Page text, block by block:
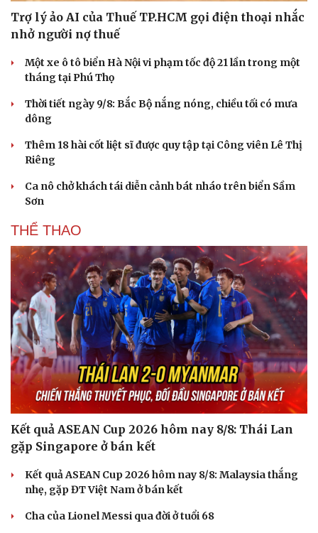
Cải chính
Trợ lý ảo AI của Thuế TP.HCM gọi điện thoại nhắc
nhở người nợ thuế
Một xe ô tô biển Hà Nội vi phạm tốc độ 21 lần trong một
tháng tại Phú Thọ
Thời tiết ngày 9/8: Bắc Bộ nắng nóng, chiều tối có mưa
dông
Thêm 18 hài cốt liệt sĩ được quy tập tại Công viên Lê Thị
Riêng
Ca nô chở khách tái diễn cảnh bát nháo trên biển Sầm
Sơn
THỂ THAO
Kết quả ASEAN Cup 2026 hôm nay 8/8: Thái Lan
gặp Singapore ở bán kết
Kết quả ASEAN Cup 2026 hôm nay 8/8: Malaysia thắng
nhẹ, gặp ĐT Việt Nam ở bán kết
Cha của Lionel Messi qua đời ở tuổi 68